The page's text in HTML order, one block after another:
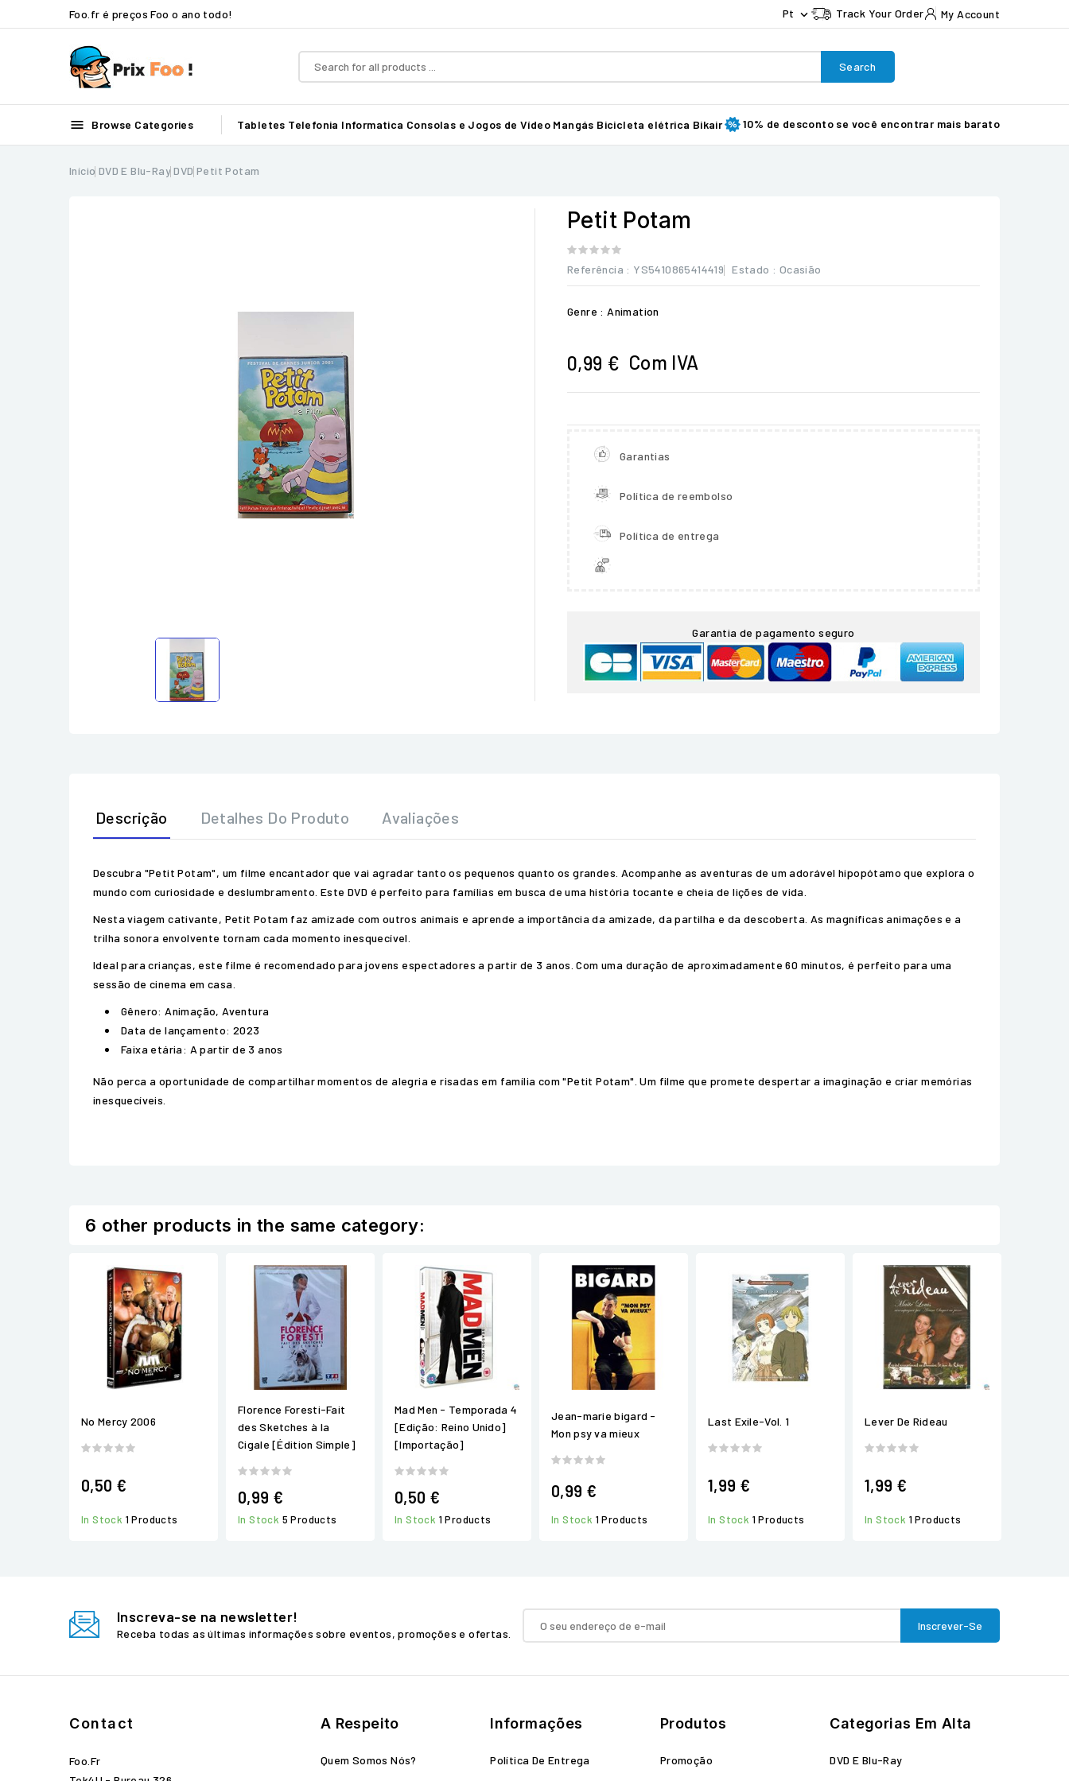
Foo.fr é preços Foo o ano todo! Pt  Track Your Order My Account
Search
 Browse Categories Tabletes Telefonia Informatica Consolas e Jogos de Vídeo Mangás Bicicleta elétrica Bikair 10% de desconto se você encontrar mais barato
Início DVD E Blu-Ray DVD Petit Potam
Petit Potam
Referência : YS5410865414419 Estado : Ocasião
Genre : Animation
0,99 € Com IVA
Garantias
Política de reembolso
Política de entrega
Garantia de pagamento seguro
Descrição Detalhes Do Produto Avaliações
Descubra "Petit Potam", um filme encantador que vai agradar tanto os pequenos quanto os grandes. Acompanhe as aventuras de um adorável hipopótamo que explora o
mundo com curiosidade e deslumbramento. Este DVD é perfeito para famílias em busca de uma história tocante e cheia de lições de vida.
Nesta viagem cativante, Petit Potam faz amizade com outros animais e aprende a importância da amizade, da partilha e da descoberta. As magníficas animações e a
trilha sonora envolvente tornam cada momento inesquecível.
Ideal para crianças, este filme é recomendado para jovens espectadores a partir de 3 anos. Com uma duração de aproximadamente 60 minutos, é perfeito para uma
sessão de cinema em casa.
Gênero: Animação, Aventura
Data de lançamento: 2023
Faixa etária: A partir de 3 anos
Não perca a oportunidade de compartilhar momentos de alegria e risadas em família com "Petit Potam". Um filme que promete despertar a imaginação e criar memórias
inesquecíveis.
6 other products in the same category:
No Mercy 2006
0,50 €
In Stock 1 Products
Florence Foresti-Fait
des Sketches à la
Cigale [Édition Simple]
0,99 €
In Stock 5 Products
Mad Men - Temporada 4
[Edição: Reino Unido]
[Importação]
0,50 €
In Stock 1 Products
Jean-marie bigard -
Mon psy va mieux
0,99 €
In Stock 1 Products
Last Exile-Vol. 1
1,99 €
In Stock 1 Products
Lever De Rideau
1,99 €
In Stock 1 Products
Inscreva-se na newsletter!
Receba todas as últimas informações sobre eventos, promoções e ofertas.
Contact
Foo.fr
A Respeito
Quem Somos Nós?
Informações
Política De Entrega
Produtos
Promoção
Categorias Em Alta
DVD E Blu-Ray